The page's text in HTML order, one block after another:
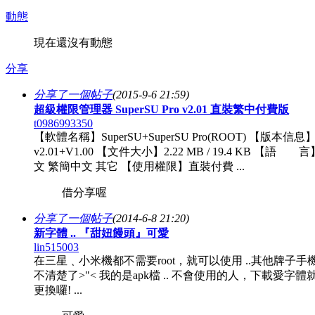
動態
現在還沒有動態
分享
分享了一個帖子(2015-9-6 21:59)
超級權限管理器 SuperSU Pro v2.01 直裝繁中付費版
t0986993350
【軟體名稱】SuperSU+SuperSU Pro(ROOT) 【版本信息】
v2.01+V1.00 【文件大小】2.22 MB / 19.4 KB 【語 言
文 繁簡中文 其它 【使用權限】直裝付費 ...
借分享喔
分享了一個帖子(2014-6-8 21:20)
新字體 .. 『甜妞饅頭』可愛
lin515003
在三星﹑小米機都不需要root，就可以使用 ..其他牌子手
不清楚了>"< 我的是apk檔 .. 不會使用的人，下載愛字體
更換囉! ...